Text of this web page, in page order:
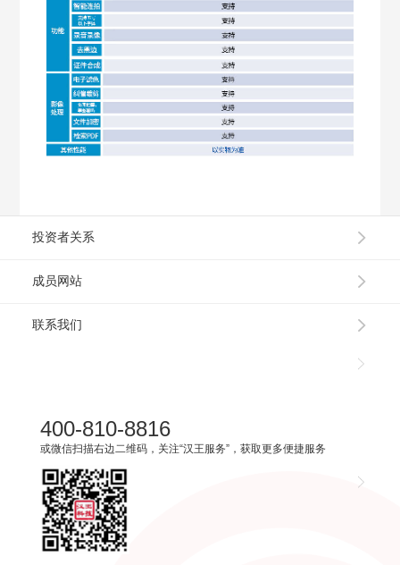
投资者关系
成员网站
联系我们
400-810-8816
或微信扫描右边二维码，关注“汉王服务”，获取更多便捷服务